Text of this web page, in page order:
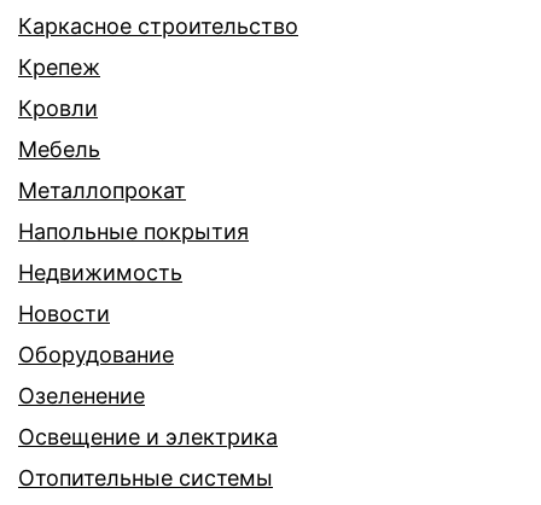
Каркасное строительство
Крепеж
Кровли
Мебель
Металлопрокат
Напольные покрытия
Недвижимость
Новости
Оборудование
Озеленение
Освещение и электрика
Отопительные системы